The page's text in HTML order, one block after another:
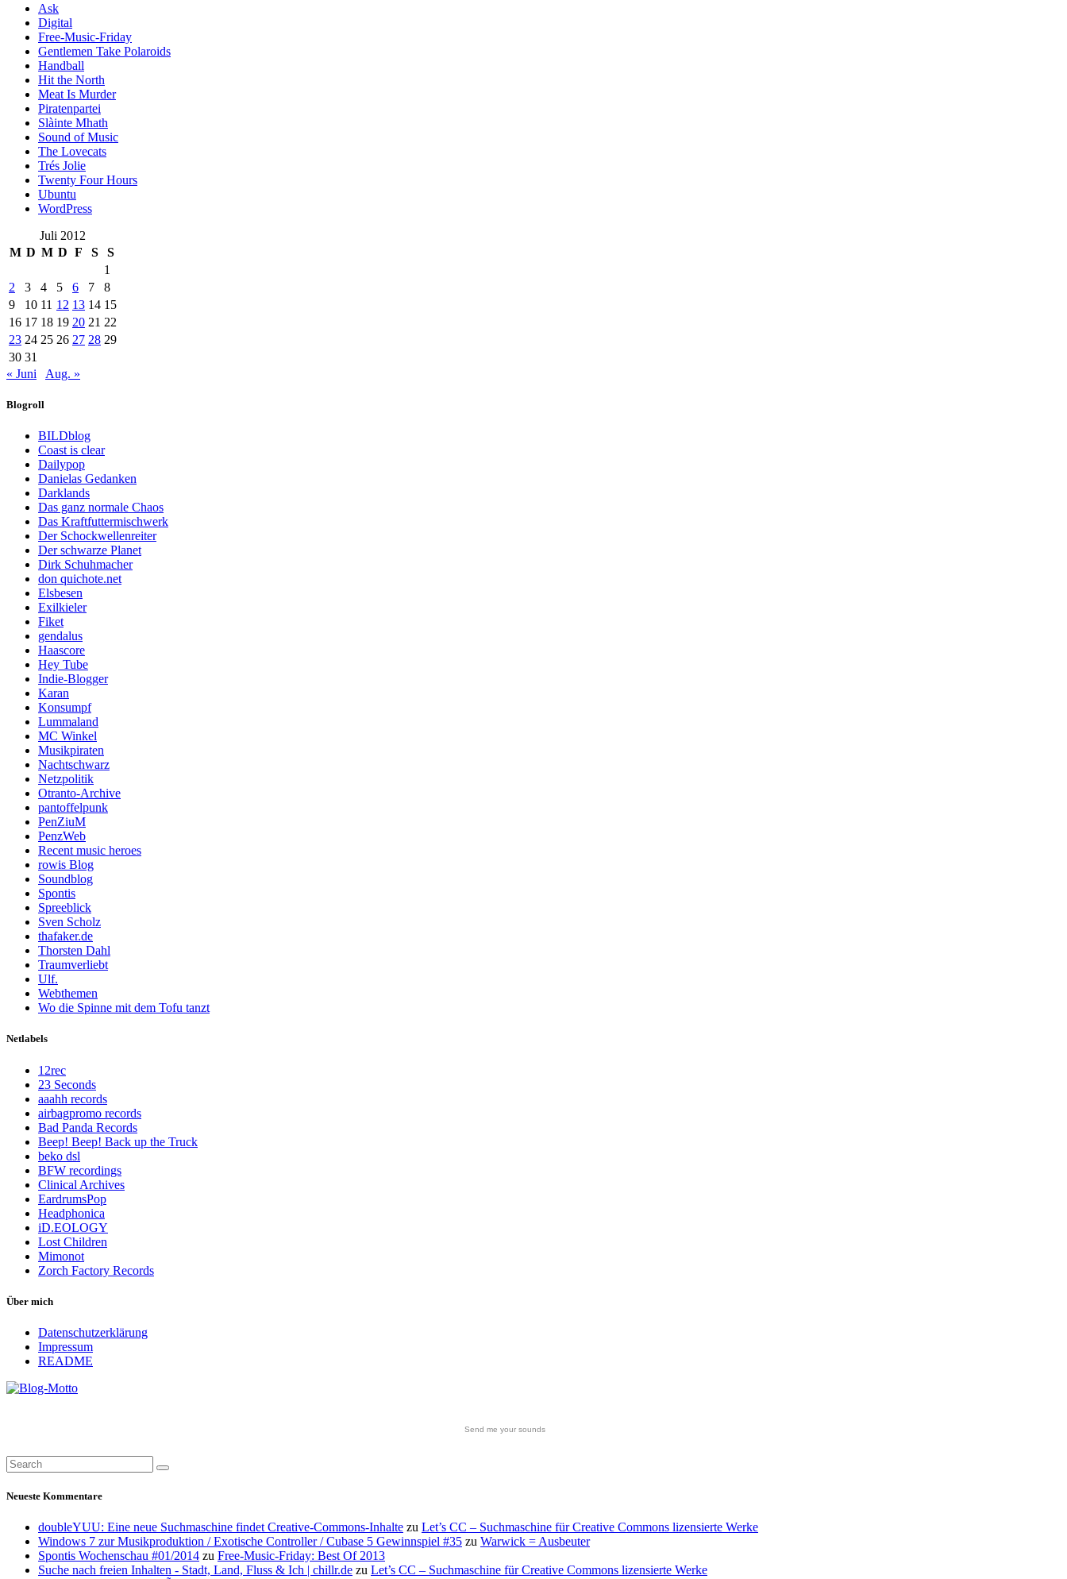
Ask
Digital
Free-Music-Friday
Gentlemen Take Polaroids
Handball
Hit the North
Meat Is Murder
Piratenpartei
Slàinte Mhath
Sound of Music
The Lovecats
Trés Jolie
Twenty Four Hours
Ubuntu
WordPress
Juli 2012
M D M D F S
S
1
2
3 4 5 6 7
8
9
10 11 12 13 14 15
16 17 18 19 20 21 22
23 24 25 26 27 28 29
30 31
« Juni
Aug. »
Blogroll
BILDblog
Coast is clear
Dailypop
Danielas Gedanken
Darklands
Das ganz normale Chaos
Das Kraftfuttermischwerk
Der Schockwellenreiter
Der schwarze Planet
Dirk Schuhmacher
don quichote.net
Elsbesen
Exilkieler
Fiket
gendalus
Haascore
Hey Tube
Indie-Blogger
Karan
Konsumpf
Lummaland
MC Winkel
Musikpiraten
Nachtschwarz
Netzpolitik
Otranto-Archive
pantoffelpunk
PenZiuM
PenzWeb
Recent music heroes
rowis Blog
Soundblog
Spontis
Spreeblick
Sven Scholz
thafaker.de
Thorsten Dahl
Traumverliebt
Ulf.
Webthemen
Wo die Spinne mit dem Tofu tanzt
Netlabels
12rec
23 Seconds
aaahh records
airbagpromo records
Bad Panda Records
Beep! Beep! Back up the Truck
beko dsl
BFW recordings
Clinical Archives
EardrumsPop
Headphonica
iD.EOLOGY
Lost Children
Mimonot
Zorch Factory Records
Über mich
Datenschutzerklärung
Impressum
README
Send me your sounds
Neueste Kommentare
doubleYUU: Eine neue Suchmaschine findet Creative-Commons-Inhalte zu Let’s CC – Suchmaschine für Creative Commons lizensierte Werke
Windows 7 zur Musikproduktion / Exotische Controller / Cubase 5 Gewinnspiel #35 zu Warwick = Ausbeuter
Spontis Wochenschau #01/2014 zu Free-Music-Friday: Best Of 2013
Suche nach freien Inhalten - Stadt, Land, Fluss & Ich | chillr.de zu Let’s CC – Suchmaschine für Creative Commons lizensierte Werke